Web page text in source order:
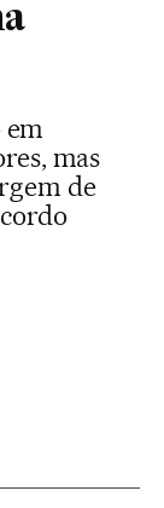
mas
de